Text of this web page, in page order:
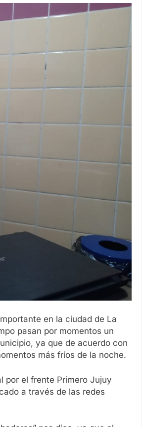
en la ciudad de La
pasan por momentos un
ya que de acuerdo con
más fríos de la noche.
por el frente Primero Jujuy
a través de las redes